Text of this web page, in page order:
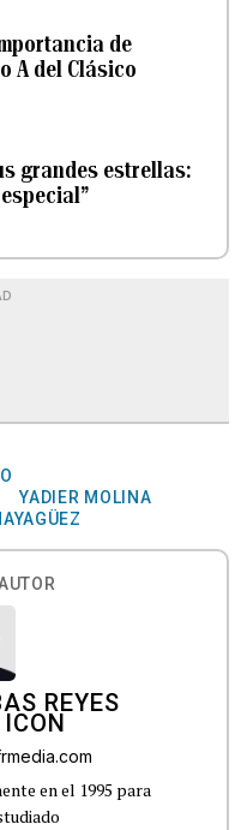
de
A del Clásico
grandes estrellas:
YADIER MOLINA
REYES
en el 1995 para